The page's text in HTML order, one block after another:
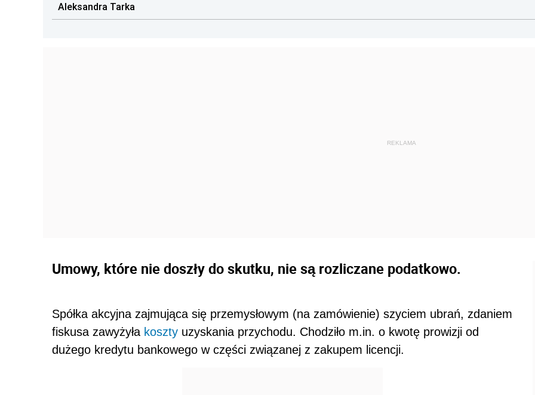
Aleksandra Tarka
Umowy, które nie doszły do skutku, nie są rozliczane podatkowo.
Spółka akcyjna zajmująca się przemysłowym (na zamówienie) szyciem ubrań, zdaniem
fiskusa zawyżyła koszty uzyskania przychodu. Chodziło m.in. o kwotę prowizji od
dużego kredytu bankowego w części związanej z zakupem licencji.